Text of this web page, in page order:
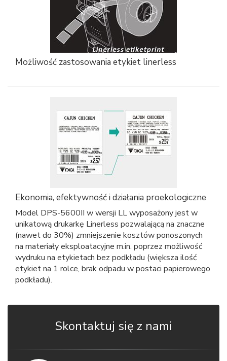
Możliwość zastosowania etykiet linerless
Ekonomia, efektywność i działania proekologiczne
Model DPS-5600II w wersji LL wyposażony jest w
unikatową drukarkę Linerless pozwalającą na znaczne
(nawet do 30%) zmniejszenie kosztów ponoszonych
na materiały eksploatacyjne m.in. poprzez możliwość
wydruku na etykietach bez podkładu (większa ilość
etykiet na 1 rolce, brak odpadu w postaci papierowego
podkładu).
Skontaktuj się z nami